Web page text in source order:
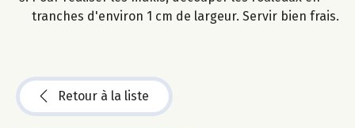
tranches d'environ 1 cm de largeur. Servir bien frais.
Retour à la liste